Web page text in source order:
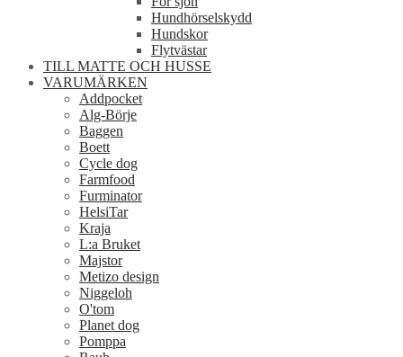
Hundhörselskydd
Hundskor
Flytvästar
TILL MATTE OCH HUSSE
VARUMÄRKEN
Addpocket
Alg-Börje
Baggen
Boett
Cycle dog
Farmfood
Furminator
HelsiTar
Kraja
L:a Bruket
Majstor
Metizo design
Niggeloh
O'tom
Planet dog
Pomppa